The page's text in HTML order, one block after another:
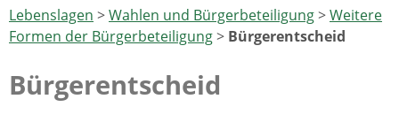
Lebenslagen >Wahlen und Bürgerbeteiligung>Weitere
Formen der Bürgerbeteiligung> Bürgerentscheid
Bürgerentscheid